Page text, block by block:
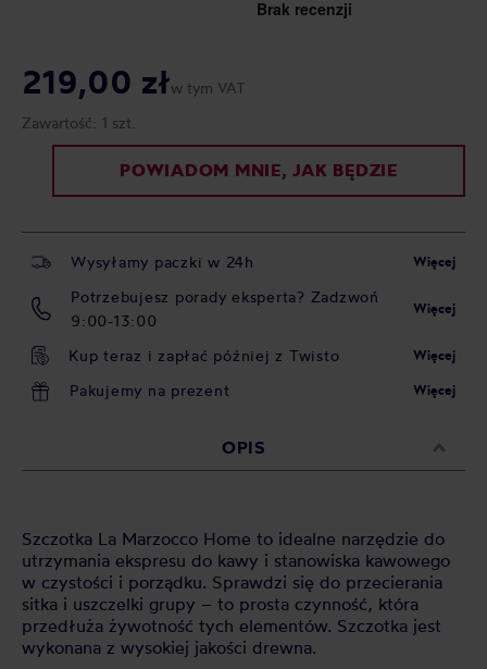
219,00 złw tym VAT
Zawartość: 1 szt.
POWIADOM MNIE, JAK BĘDZIE
Wysyłamy paczki w 24h Więcej
Potrzebujesz porady eksperta? Zadzwoń
9:00-13:00
Więcej
Kup teraz i zapłać później z Twisto Więcej
Pakujemy na prezent Więcej
OPIS
Szczotka La Marzocco Home to idealne narzędzie do
utrzymania ekspresu do kawy i stanowiska kawowego
w czystości i porządku. Sprawdzi się do przecierania
sitka i uszczelki grupy – to prosta czynność, która
przedłuża żywotność tych elementów. Szczotka jest
wykonana z wysokiej jakości drewna.